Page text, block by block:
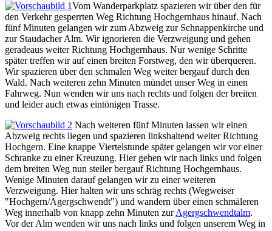
Vom Wanderparkplatz spazieren wir über den für
den Verkehr gesperrten Weg Richtung Hochgernhaus hinauf. Nach
fünf Minuten gelangen wir zum Abzweig zur Schnappenkirche und
zur Staudacher Alm. Wir ignorieren die Verzweigung und gehen
geradeaus weiter Richtung Hochgernhaus. Nur wenige Schritte
später treffen wir auf einen breiten Forstweg, den wir überqueren.
Wir spazieren über den schmalen Weg weiter bergauf durch den
Wald. Nach weiteren zehn Minuten mündet unser Weg in einen
Fahrweg. Nun wenden wir uns nach rechts und folgen der breiten
und leider auch etwas eintönigen Trasse.
Nach weiteren fünf Minuten lassen wir einen
Abzweig rechts liegen und spazieren linkshaltend weiter Richtung
Hochgern. Eine knappe Viertelstunde später gelangen wir vor einer
Schranke zu einer Kreuzung. Hier gehen wir nach links und folgen
dem breiten Weg nun steiler bergauf Richtung Hochgernhaus.
Wenige Minuten darauf gelangen wir zu einer weiteren
Verzweigung. Hier halten wir uns schräg rechts (Wegweiser
"Hochgern/Agergschwendt") und wandern über einen schmäleren
Weg innerhalb von knapp zehn Minuten zurAgergschwendtalm.
Vor der Alm wenden wir uns nach links und folgen unserem Weg in